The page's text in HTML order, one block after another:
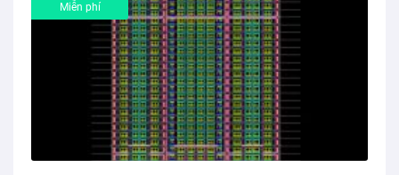
Miễn phí